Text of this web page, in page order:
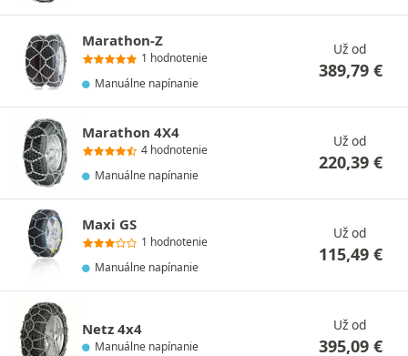
Marathon-Z
1 hodnotenie
Manuálne napínanie
Už od
389,79 €
Marathon 4X4
4 hodnotenie
Manuálne napínanie
Už od
220,39 €
Maxi GS
1 hodnotenie
Manuálne napínanie
Už od
115,49 €
Netz 4x4
Manuálne napínanie
Už od
395,09 €